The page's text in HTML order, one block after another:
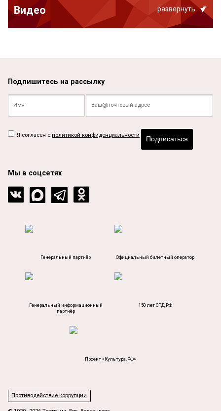
Видео развернуть
Подпишитесь на рассылку
Я согласен с политикой конфиденциальности
Подписаться
Мы в соцсетях
Генеральный партнёр Официальный билетный оператор
Генеральный информационный
партнёр
150 лет СТД РФ
Проект «Культура.РФ»
Противодействие коррупции